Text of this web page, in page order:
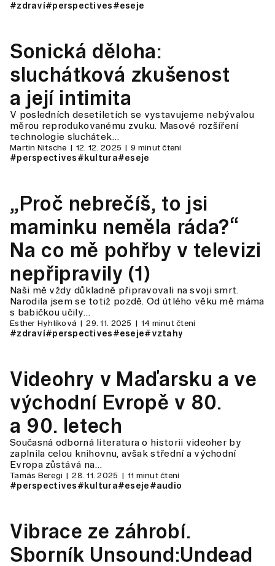
#zdraví#perspectives#eseje
Sonická děloha:
sluchátková zkušenost
a její intimita
V posledních desetiletích se vystavujeme nebývalou
měrou reprodukovanému zvuku. Masové rozšíření
technologie sluchátek…
Martin Nitsche 12. 12. 2025 9 minut čtení
#perspectives#kultura#eseje
„Proč nebrečíš, to jsi
maminku neměla ráda?“
Na co mě pohřby v televizi
nepřipravily (1)
Naši mě vždy důkladně připravovali na svoji smrt.
Narodila jsem se totiž pozdě. Od útlého věku mě máma
s babičkou učily…
Esther Hyhlíková 29. 11. 2025 14 minut čtení
#zdraví#perspectives#eseje#vztahy
Videohry v Maďarsku a ve
východní Evropě v 80.
a 90. letech
Současná odborná literatura o historii videoher by
zaplnila celou knihovnu, avšak střední a východní
Evropa zůstává na…
Tamás Beregi 28. 11. 2025 11 minut čtení
#perspectives#kultura#eseje#audio
Vibrace ze záhrobí.
Sborník Unsound:Undead